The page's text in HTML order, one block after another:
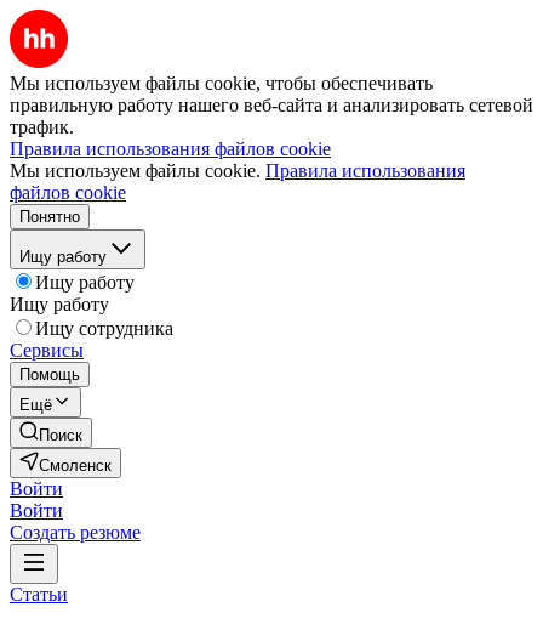
Мы используем файлы cookie, чтобы обеспечивать
правильную работу нашего веб-сайта и анализировать сетевой
трафик.
Правила использования файлов cookie
Мы используем файлы cookie. Правила использования
файлов cookie
Понятно
Ищу работу
Ищу работу
Ищу работу
Ищу сотрудника
Сервисы
Помощь
Ещё
Поиск
Смоленск
Войти
Войти
Создать резюме
Статьи